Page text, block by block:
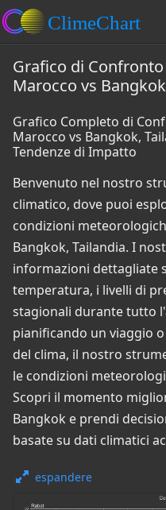
Grafico di
Marocco vs
Grafico Completo di
Marocco vs Bangkok,
Tendenze di Impatto
Benvenuto nel nostro
climatico, dove puoi
condizioni
Bangkok, Tailandia. I
informazioni dettagliate
temperatura, i livelli di
stagionali durante tutto
pianificando un viaggio
del clima, il nostro
le condizioni
Scopri il momento
Bangkok e prendi
basate su dati climatici
espandere